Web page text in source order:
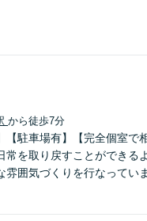
から徒歩7分
【駐車場有】【完全個室
常を取り戻すことができ
囲気づくりを行なっていま